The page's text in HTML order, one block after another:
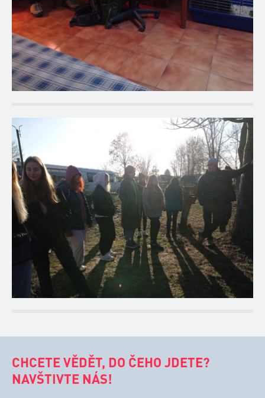
CHCETE VĚDĚT, DO ČEHO JDETE?
NAVŠTIVTE NÁS!